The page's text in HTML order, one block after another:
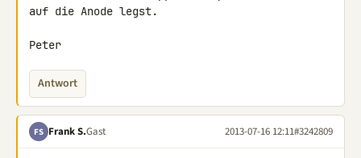
auf die Anode legst.
Peter
Antwort
FS Frank S.Gast 2013-07-16 12:11#3242809